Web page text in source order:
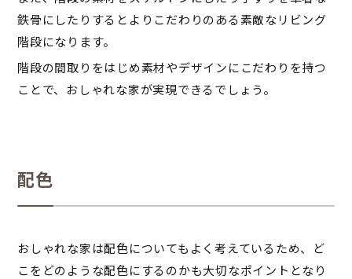
鉄骨にしたりするとよりこだわりのある素敵なリビング
階段になります。
階段の間取りをはじめ素材やデザインにこだわりを持つ
ことで、おしゃれな家が実現できるでしょう。
配色
おしゃれな家は配色についてもよく考えているため、ど
こをどのような配色にするのかも大切なポイントとなり